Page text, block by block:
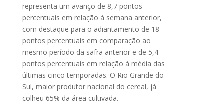
representa um avanço de 8,7 pontos
percentuais em relação à semana anterior,
com destaque para o adiantamento de 18
pontos percentuais em comparação ao
mesmo período da safra anterior e de 5,4
pontos percentuais em relação à média das
últimas cinco temporadas. O Rio Grande do
Sul, maior produtor nacional do cereal, já
colheu 65% da área cultivada.